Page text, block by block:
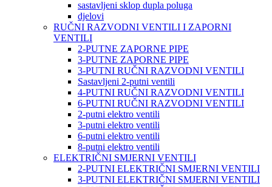
sastavljeni sklop dupla poluga
djelovi
RUČNI RAZVODNI VENTILI I ZAPORNI
VENTILI
2-PUTNE ZAPORNE PIPE
3-PUTNE ZAPORNE PIPE
3-PUTNI RUČNI RAZVODNI VENTILI
Sastavljeni 2-putni ventili
4-PUTNI RUČNI RAZVODNI VENTILI
6-PUTNI RUČNI RAZVODNI VENTILI
2-putni elektro ventili
3-putni elektro ventili
6-putni elektro ventili
8-putni elektro ventili
ELEKTRIČNI SMJERNI VENTILI
2-PUTNI ELEKTRIČNI SMJERNI VENTILI
3-PUTNI ELEKTRIČNI SMJERNI VENTILI